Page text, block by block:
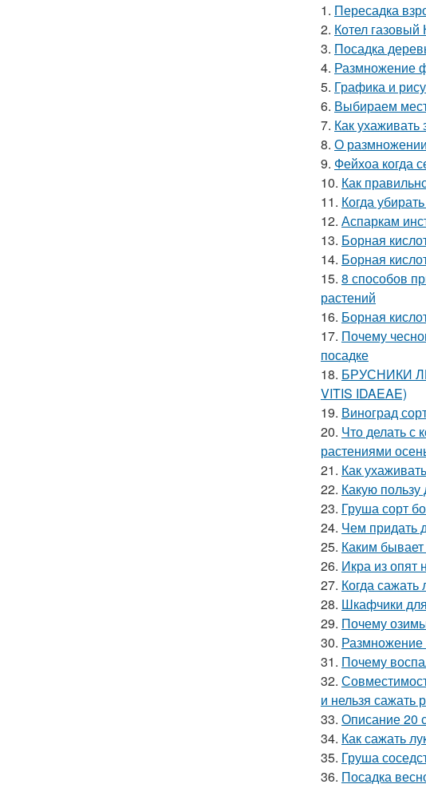
1. Пересадка
2. Котел
3. Посадка
4. Размножение
5. Графика и
6. Выбираем
7. Как ухаживать
8. О
9. Фейхоа когда
10. Как
11. Когда
12. Аспаркам
13. Борная
14. Борная
15. 8 способов
растений
16. Борная
17. Почему
посадке
18. БРУСНИКИ
VITIS IDAEAE)
19. Виноград
20. Что делать с
растениями
21. Как
22. Какую
23. Груша сорт
24. Чем придать
25. Каким
26. Икра из опят
27. Когда
28. Шкафчики
29. Почему
30. Размножение
31. Почему
32.
и нельзя сажать
33. Описание 20
34. Как сажать
35. Груша
36. Посадка